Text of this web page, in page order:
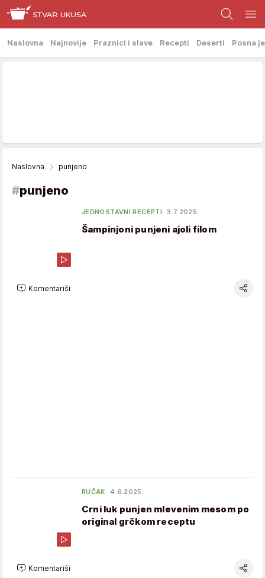
Naslovna Najnovije Praznici i slave Recepti Deserti Posna
Naslovna punjeno
#punjeno
JEDNOSTAVNI RECEPTI 3.7.2025.
Šampinjoni punjeni ajoli filom
Komentariši
RUČAK 4.6.2025.
Crni luk punjen mlevenim mesom po
original grčkom receptu
Komentariši